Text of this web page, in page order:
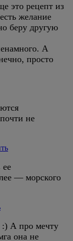
это рецепт из
желание
беру другую
А
просто
не
— морского
:) А про мечту
она не